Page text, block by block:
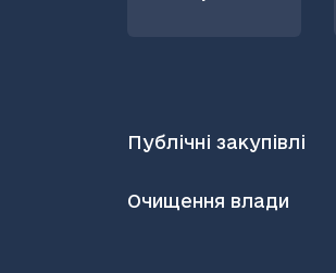
Публічні закупівлі
Очищення влади